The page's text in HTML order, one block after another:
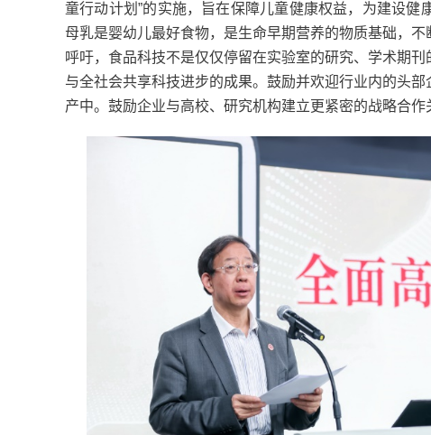
童行动计划”的实施，旨在保障儿童健康权益，为建设健
母乳是婴幼儿最好食物，是生命早期营养的物质基础，
呼吁，食品科技不是仅仅停留在实验室的研究、学术期
与全社会共享科技进步的成果。鼓励并欢迎行业内的头
产中。鼓励企业与高校、研究机构建立更紧密的战略合作